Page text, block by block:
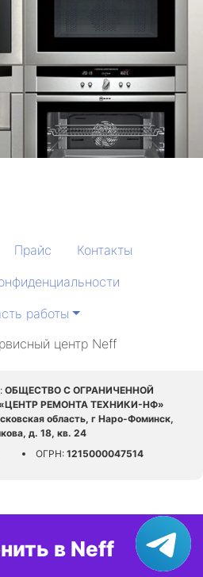
Прайс
Контакты
работы
центр Neff
ОБЩЕСТВО С ОГРАНИЧЕННОЙ
РЕМОНТА ТЕХНИКИ-НФ»
область, г Наро-Фоминск,
д. 18, кв. 24
ОГРН:1215000047514
в Neff